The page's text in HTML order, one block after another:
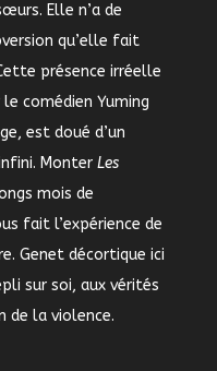
Elle n’a de
qu’elle fait
présence irréelle
comédien Yuming
est doué d’un
Monter Les
mois de
fait l’expérience de
Genet décortique ici
sur soi, aux vérités
de la violence.